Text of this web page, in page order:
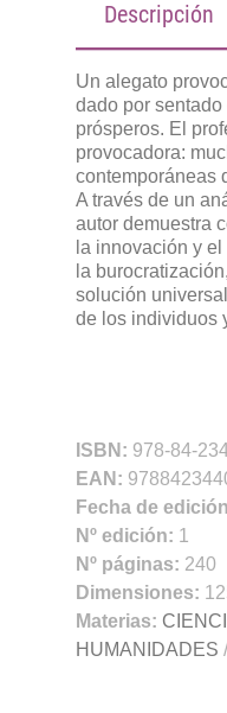
Descripción
Un alegato
dado por
prósperos. El
provocadora:
contemporáneas
A través de un
autor demuestra
la innovación y
la
solución
de los individuos
ISBN: 978-84-
EAN:
Fecha de
Nº edición: 1
Nº páginas: 240
Dimensiones:
Materias:
HUMANIDADES /